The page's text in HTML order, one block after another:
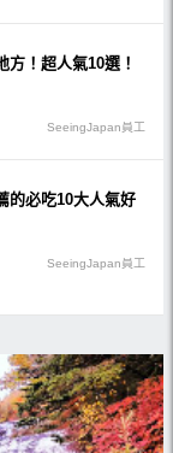
方！超人氣10選！
SeeingJapan員工
的必吃10大人氣好
SeeingJapan員工